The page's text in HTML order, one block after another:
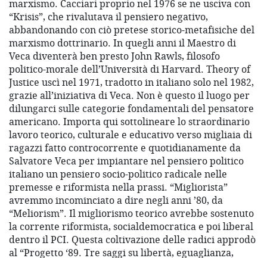
marxismo. Cacciari proprio nel 1976 se ne usciva con
“Krisis”, che rivalutava il pensiero negativo,
abbandonando con ciò pretese storico-metafisiche del
marxismo dottrinario. In quegli anni il Maestro di
Veca diventerà ben presto John Rawls, filosofo
politico-morale dell’Università di Harvard. Theory of
Justice uscì nel 1971, tradotto in italiano solo nel 1982,
grazie all’iniziativa di Veca. Non è questo il luogo per
dilungarci sulle categorie fondamentali del pensatore
americano. Importa qui sottolineare lo straordinario
lavoro teorico, culturale e educativo verso migliaia di
ragazzi fatto controcorrente e quotidianamente da
Salvatore Veca per impiantare nel pensiero politico
italiano un pensiero socio-politico radicale nelle
premesse e riformista nella prassi. “Migliorista”
avremmo incominciato a dire negli anni ’80, da
“Meliorism”. Il migliorismo teorico avrebbe sostenuto
la corrente riformista, socialdemocratica e poi liberal
dentro il PCI. Questa coltivazione delle radici approdò
al “Progetto ‘89. Tre saggi su libertà, eguaglianza,